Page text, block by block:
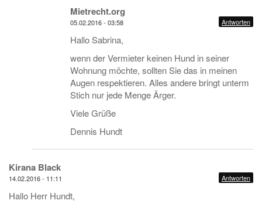
Mietrecht.org
05.02.2016 - 03:58 Antworten
Hallo Sabrina,
wenn der Vermieter keinen Hund in seiner
Wohnung möchte, sollten Sie das in meinen
Augen respektieren. Alles andere bringt unterm
Stich nur jede Menge Ärger.
Viele Grüße
Dennis Hundt
Kirana Black
14.02.2016 - 11:11 Antworten
Hallo Herr Hundt,